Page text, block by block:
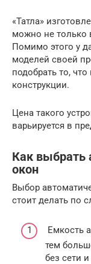
«Татла»
можно не только
Помимо этого у
моделей своей
подобрать то,
конструкции.
Цена такого
варьируется в
Как выбрать
окон
Выбор
стоит делать по
Емкость
тем
без сети